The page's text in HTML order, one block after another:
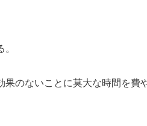
のないことに莫大な時間を費